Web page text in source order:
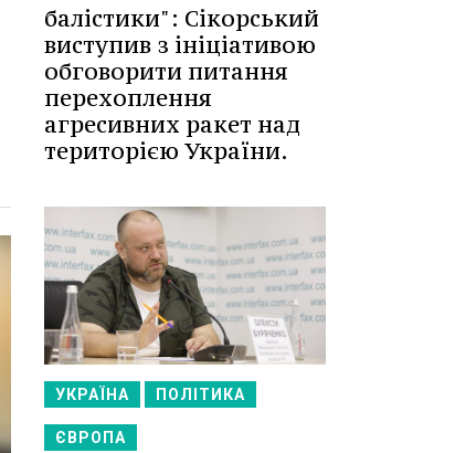
балістики": Сікорський
виступив з ініціативою
обговорити питання
перехоплення
агресивних ракет над
територією України.
УКРАЇНА ПОЛІТИКА
ЄВРОПА